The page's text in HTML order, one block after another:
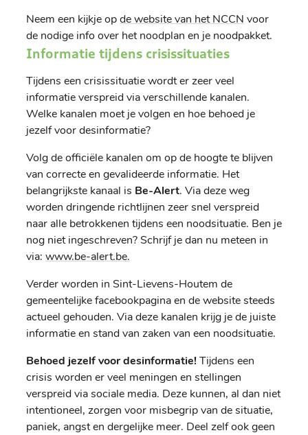
Neem een kijkje opde website van het NCCN voor
de nodige info over het noodplan en je noodpakket.
Informatie tijdens crisissituaties
Tijdens een crisissituatie wordt er zeer veel
informatie verspreid via verschillende kanalen.
Welke kanalen moet je volgen en hoe behoed je
jezelf voor desinformatie?
Volg de officiële kanalen om op de hoogte te blijven
van correcte en gevalideerde informatie. Het
belangrijkste kanaal is Be-Alert. Via deze weg
worden dringende richtlijnen zeer snel verspreid
naar alle betrokkenen tijdens een noodsituatie. Ben je
nog niet ingeschreven? Schrijf je dan nu meteen in
via: www.be-alert.be.
Verder worden in Sint-Lievens-Houtem de
gemeentelijke facebookpagina en de website steeds
actueel gehouden. Via deze kanalen krijg je de juiste
informatie en stand van zaken van een noodsituatie.
Behoed jezelf voor desinformatie!Tijdens een
crisis worden er veel meningen en stellingen
verspreid via sociale media. Deze kunnen, al dan niet
intentioneel, zorgen voor misbegrip van de situatie,
paniek, angst en dergelijke meer. Deel zelf ook geen